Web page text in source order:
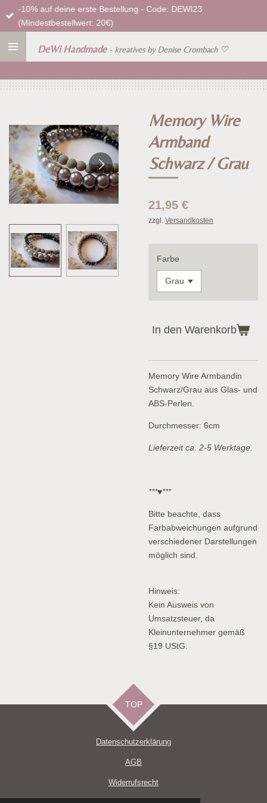
Zum
Hauptinhalt
DeWi Handmade - kreatives by Denise Crombach ♡
-10% auf deine erste Bestellung - Code: DEWI23
(Mindestbestellwert: 20€)
Memory Wire
Armband
Schwarz / Grau
21,95 €
zzgl. Versandkosten
Farbe
In den Warenkorb
Memory Wire Armbandin
Schwarz/Grau aus Glas- und
ABS-Perlen.
Durchmesser: 6cm
Lieferzeit ca. 2-5 Werktage.
***♥***
Bitte beachte, dass
Farbabweichungen aufgrund
verschiedener Darstellungen
möglich sind.
Hinweis:
Kein Ausweis von
Umsatzsteuer, da
Kleinunternehmer gemäß
§19 UStG.
TOP
Datenschutzerklärung
AGB
Widerrufsrecht